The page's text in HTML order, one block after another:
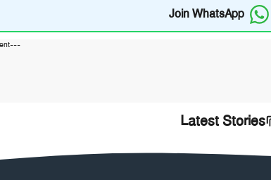
Join WhatsApp
---Advertisement---
Latest Stories